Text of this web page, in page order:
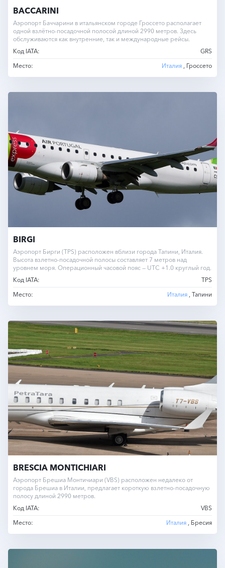
BACCARINI
Аэропорт Баччарини в итальянском городе Гроссето располагает
одной взлётно-посадочной полосой длиной 2990 метров. Здесь
обслуживаются как внутренние, так и международные рейсы.
Код IATA:
GRS
Место:
Италия , Гроссето
BIRGI
Аэропорт Бирги (TPS) расположен вблизи города Тапини, Италия.
Высота взлетно-посадочной полосы составляет 7 метров над
уровнем моря. Операционный часовой пояс — UTC +1.0 круглый год.
Код IATA:
TPS
Место:
Италия , Тапини
BRESCIA MONTICHIARI
Аэропорт Брешиа Монтичиари (VBS) расположен недалеко от
города Брешиа в Италии, предлагает короткую взлетно-посадочную
полосу длиной 2990 метров.
Код IATA:
VBS
Место:
Италия , Бресия